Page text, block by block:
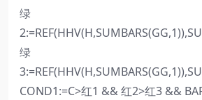
绿
绿
COND1:=C>红1 && 红2>红3 &&